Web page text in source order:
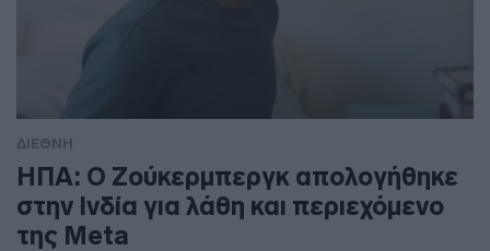
ΔΙΕΘΝΗ
ΗΠΑ: Ο Ζούκερμπεργκ απολογήθηκε
στην Ινδία για λάθη και περιεχόμενο
της Meta